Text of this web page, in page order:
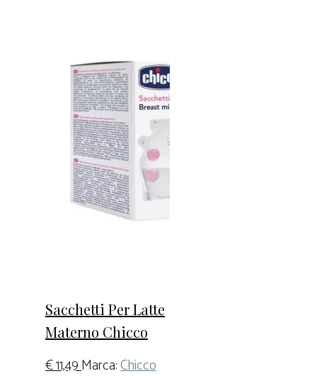
Sacchetti Per Latte
Materno Chicco
€11,49Marca:Chicco